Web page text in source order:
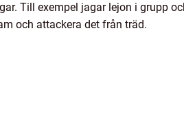
Till exempel jagar lejon i grupp
och attackera det från träd.